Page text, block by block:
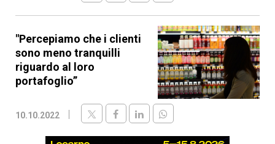
"Percepiamo che i clienti
sono meno tranquilli
riguardo al loro
portafoglio”
10.10.2022